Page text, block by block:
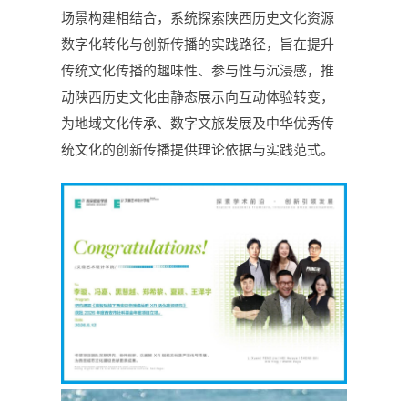
场景构建相结合，系统探索陕西历史文化资源
数字化转化与创新传播的实践路径，旨在提升
传统文化传播的趣味性、参与性与沉浸感，推
动陕西历史文化由静态展示向互动体验转变，
为地域文化传承、数字文旅发展及中华优秀传
统文化的创新传播提供理论依据与实践范式。